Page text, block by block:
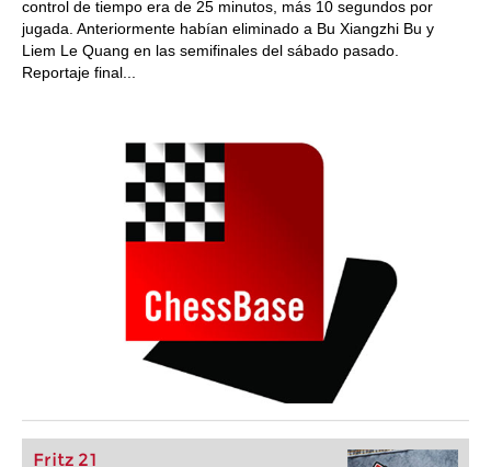
control de tiempo era de 25 minutos, más 10 segundos por
jugada. Anteriormente habían eliminado a Bu Xiangzhi Bu y
Liem Le Quang en las semifinales del sábado pasado.
Reportaje final...
Fritz 21